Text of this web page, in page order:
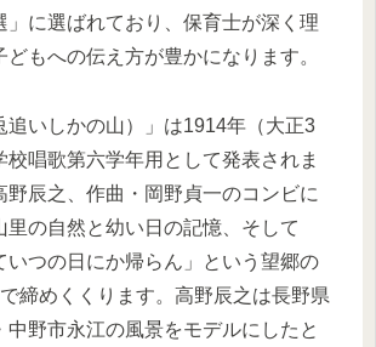
」に選ばれており、保育士が深く理
もへの伝え方が豊かになります。
追いしかの山）」は1914年（大正3
校唱歌第六学年用として発表されま
野辰之、作曲・岡野貞一のコンビに
里の自然と幼い日の記憶、そして
いつの日にか帰らん」という望郷の
締めくくります。高野辰之は長野県
中野市永江の風景をモデルにしたと